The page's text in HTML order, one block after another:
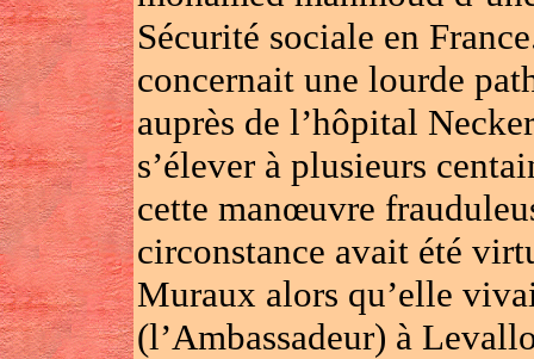
Sécurité sociale en
concernait une lourde
auprès de l’hôpital
s’élever à plusieurs
cette manœuvre
circonstance avait été
Muraux alors qu’elle
(l’Ambassadeur) à